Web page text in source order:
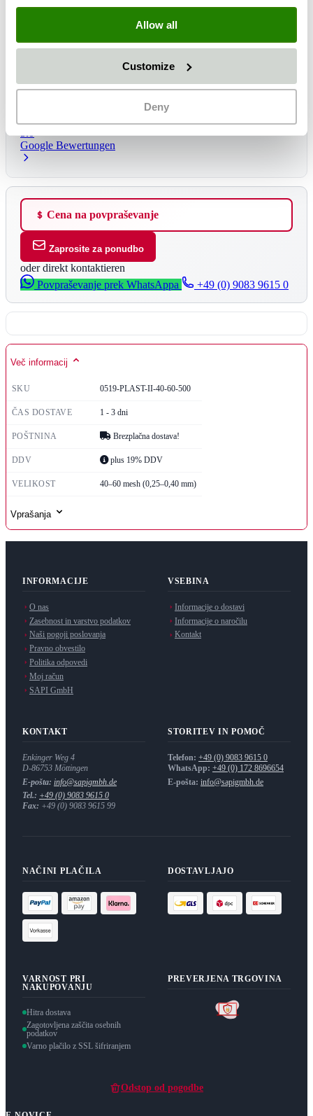
Allow all
Customize
Deny
Predvidena dostava: čet., 13 avg.*
Google Bewertungen
Cena na povpraševanje
Zaprosite za ponudbo
oder direkt kontaktieren
Povpraševanje prek WhatsAppa
+49 (0) 9083 9615 0
Več informacij
SKU 0519-PLAST-II-40-60-500
ČAS DOSTAVE 1 - 3 dni
POŠTNINA Brezplačna dostava!
DDV plus 19% DDV
VELIKOST 40–60 mesh (0,25–0,40 mm)
Vprašanja
INFORMACIJE
O nas
Zasebnost in varstvo podatkov
Naši pogoji poslovanja
Pravno obvestilo
Politika odpovedi
Moj račun
SAPI GmbH
VSEBINA
Informacije o dostavi
Informacije o naročilu
Kontakt
KONTAKT
Enkinger Weg 4
D-86753 Möttingen
E-pošta: info@sapigmbh.de
Tel.: +49 (0) 9083 9615 0
Fax: +49 (0) 9083 9615 99
STORITEV IN POMOČ
Telefon: +49 (0) 9083 9615 0
WhatsApp: +49 (0) 172 8696654
E-pošta: info@sapigmbh.de
NAČINI PLAČILA DOSTAVLJAJO
VARNOST PRI
NAKUPOVANJU
Hitra dostava
Zagotovljena zaščita osebnih
podatkov
Varno plačilo z SSL šifriranjem
PREVERJENA TRGOVINA
Odstop od pogodbe